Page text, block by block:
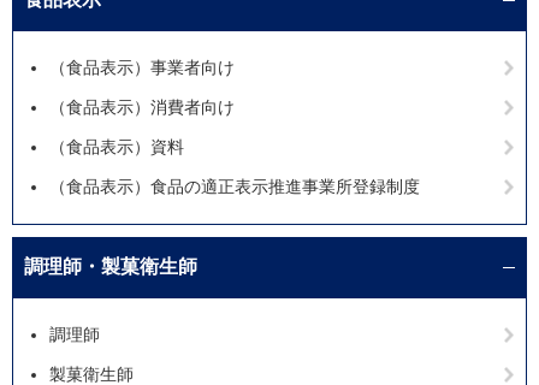
（食品表示）事業者向け
（食品表示）消費者向け
（食品表示）資料
（食品表示）食品の適正表示推進事業所登録制度
調理師・製菓衛生師
調理師
製菓衛生師